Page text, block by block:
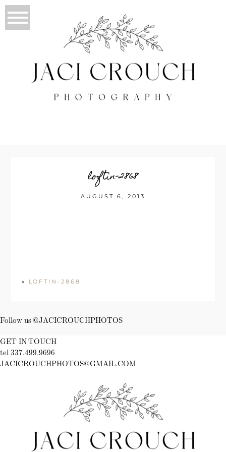
loftin-2868
AUGUST 6, 2013
« LOFTIN-2868
Follow us @JACICROUCHPHOTOS
GET IN TOUCH
tel 337.499.9696
JACICROUCHPHOTOS@GMAIL.COM